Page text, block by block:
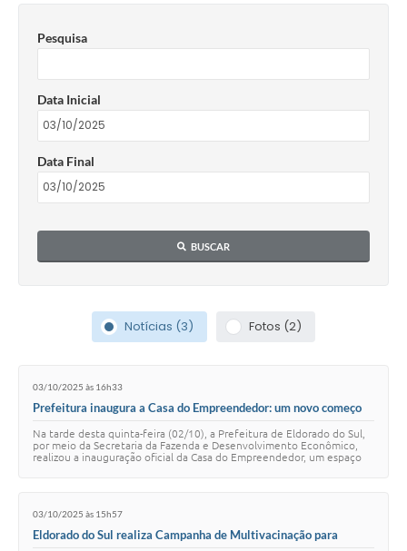
Pesquisa
Data Inicial
Data Final
BUSCAR
Notícias (3) Fotos (2)
03/10/2025 às 16h33
Prefeitura inaugura a Casa do Empreendedor: um novo começo
Na tarde desta quinta-feira (02/10), a Prefeitura de Eldorado do Sul,
por meio da Secretaria da Fazenda e Desenvolvimento Econômico,
realizou a inauguração oficial da Casa do Empreendedor, um espaço
03/10/2025 às 15h57
Eldorado do Sul realiza Campanha de Multivacinação para